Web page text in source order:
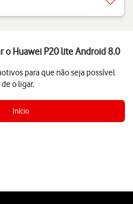
o Huawei P20 lite Android 8.0
para que não seja possível
o ligar.
Início